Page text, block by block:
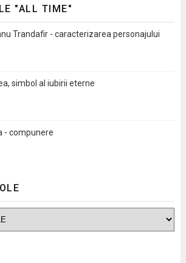
"ALL TIME"
Trandafir - caracterizarea personajului
simbol al iubirii eterne
- compunere